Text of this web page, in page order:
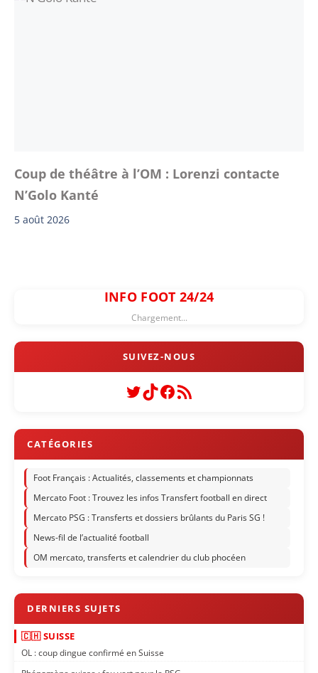
Coup de théâtre à l’OM : Lorenzi contacte
N’Golo Kanté
5 août 2026
INFO FOOT 24/24
Chargement...
Twitter
TikTok
Facebook
Flux RSS
Foot Français : Actualités, classements et championnats
Mercato Foot : Trouvez les infos Transfert football en direct
Mercato PSG : Transferts et dossiers brûlants du Paris SG !
News-fil de l’actualité football
OM mercato, transferts et calendrier du club phocéen
🇨🇭 SUISSE
OL : coup dingue confirmé en Suisse